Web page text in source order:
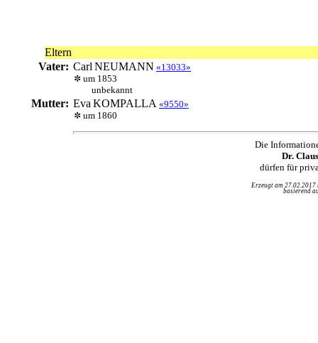
Eltern
Vater: Carl NEUMANN «13033»
um 1853
unbekannt
Mutter: Eva KOMPALLA «9550»
um 1860
Die
Dr.
dürfen für
Erzeugt am
basierend